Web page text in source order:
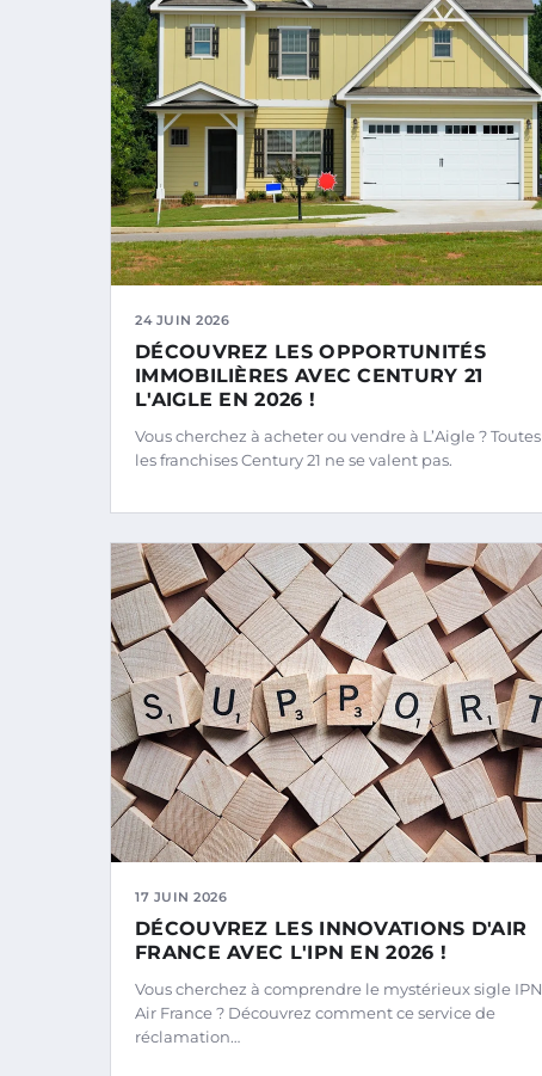
24 JUIN 2026
DÉCOUVREZ LES OPPORTUNITÉS
IMMOBILIÈRES AVEC CENTURY 21
L'AIGLE EN 2026 !
Vous cherchez à acheter ou vendre à L’Aigle ? Toutes
les franchises Century 21 ne se valent pas.
17 JUIN 2026
DÉCOUVREZ LES INNOVATIONS D'AIR
FRANCE AVEC L'IPN EN 2026 !
Vous cherchez à comprendre le mystérieux sigle IPN
Air France ? Découvrez comment ce service de
réclamation…